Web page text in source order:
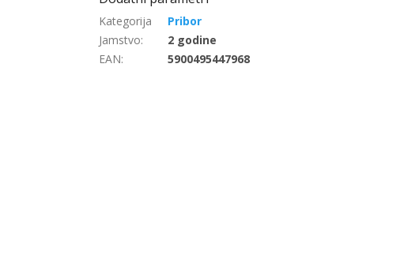
Pribor
Jamstvo:
2 godine
EAN: 5900495447968